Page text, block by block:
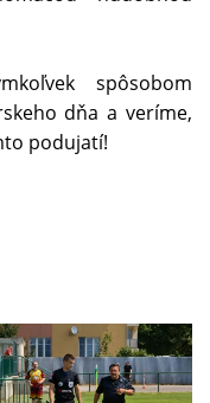
spôsobom
dňa a veríme,
podujatí!